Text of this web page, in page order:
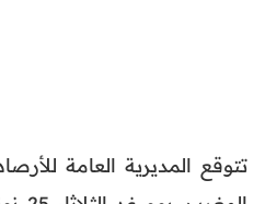
تتوقع المديرية العامة